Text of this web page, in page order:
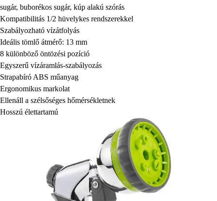
sugár, buborékos sugár, kúp alakú szórás
Kompatibilitás 1/2 hüvelykes rendszerekkel
Szabályozható vízátfolyás
Ideális tömlő átmérő: 13 mm
8 különböző öntözési pozíció
Egyszerű vízáramlás-szabályozás
Strapabíró ABS műanyag
Ergonomikus markolat
Ellenáll a szélsőséges hőmérsékletnek
Hosszú élettartamú